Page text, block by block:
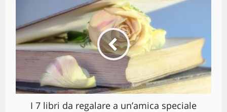
I 7 libri da regalare a un’amica speciale